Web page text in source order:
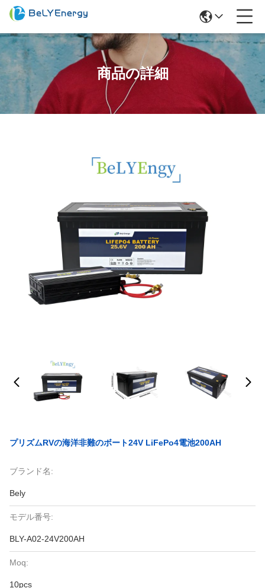
商品の詳細
プリズムRVの海洋非難のボート24V LiFePo4電池200AH
ブランド名:
Bely
モデル番号:
BLY-A02-24V200AH
Moq:
10pcs